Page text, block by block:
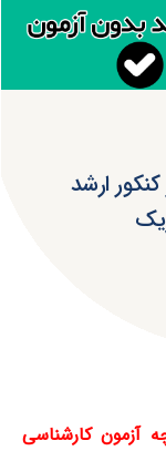
ارشد
آزمون کارشناسی